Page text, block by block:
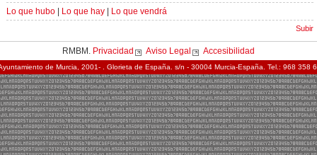
Lo que hubo Lo que hay Lo que vendrá
Subir
RMBM. Privacidad Aviso Legal Accesibilidad
de Murcia, 2001- . Glorieta de España. s/n - 30004 Murcia-España. Tel.: 968 358